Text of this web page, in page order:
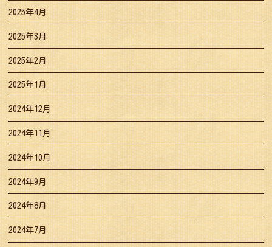
2025年4月
2025年3月
2025年2月
2025年1月
2024年12月
2024年11月
2024年10月
2024年9月
2024年8月
2024年7月